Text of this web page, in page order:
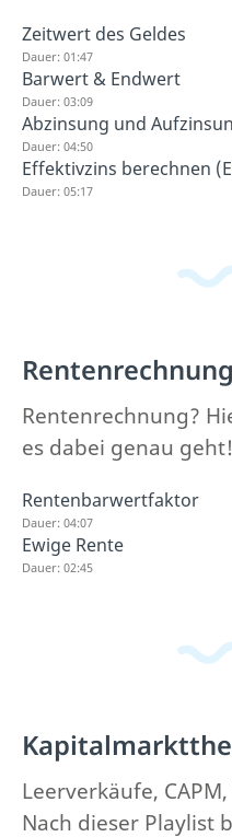
Zeitwert des Geldes
Dauer: 01:47
Barwert & Endwert
Dauer: 03:09
Abzinsung und
Dauer: 04:50
Effektivzins berechnen
Dauer: 05:17
Rentenrechnung
Rentenrechnung?
es dabei genau geht!
Rentenbarwertfaktor
Dauer: 04:07
Ewige Rente
Dauer: 02:45
Leerverkäufe,
Nach dieser Playlist